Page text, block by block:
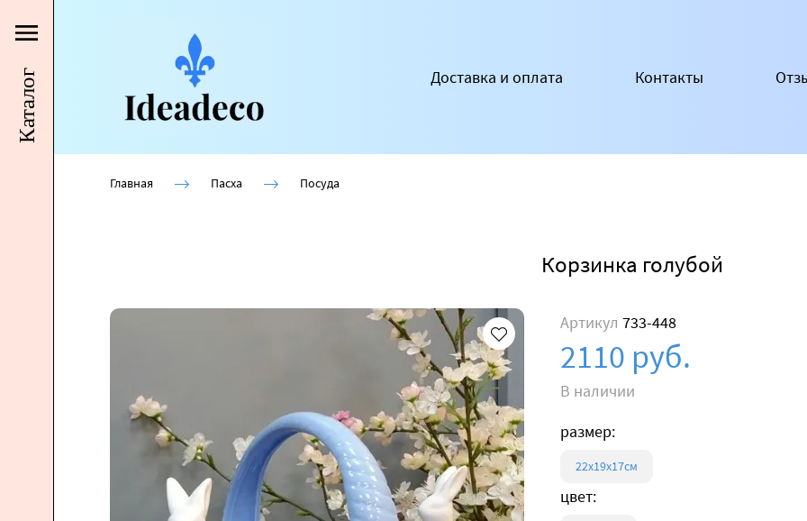
Доставка и оплата Контакты
Каталог
Главная Пасха Посуда
Корзинка голубой
Артикул 733-448
2110 руб.
В наличии
размер:
22х19х17см
цвет: